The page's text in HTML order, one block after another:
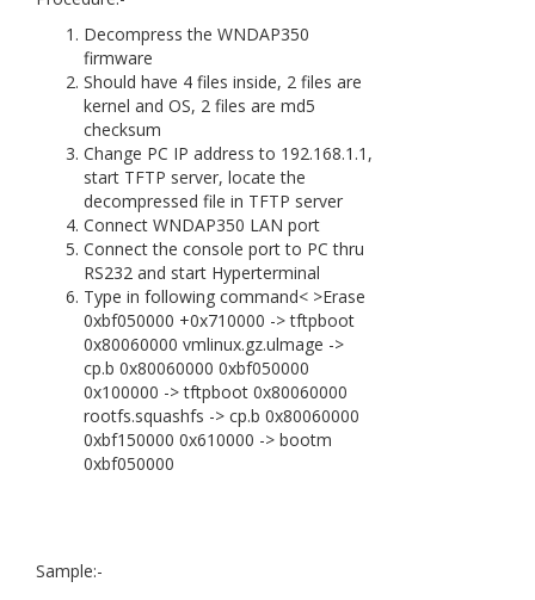
Decompress the WNDAP350
firmware
Should have 4 files inside, 2 files are
kernel and OS, 2 files are md5
checksum
Change PC IP address to 192.168.1.1,
start TFTP server, locate the
decompressed file in TFTP server
Connect WNDAP350 LAN port
Connect the console port to PC thru
RS232 and start Hyperterminal
Type in following command< >Erase
0xbf050000 +0x710000 ->tftpboot
0x80060000 vmlinux.gz.ulmage ->
cp.b 0x80060000 0xbf050000
0x100000 ->tftpboot 0x80060000
rootfs.squashfs -> cp.b 0x80060000
0xbf150000 0x610000 -> bootm
0xbf050000
Sample:-